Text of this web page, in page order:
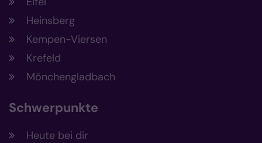
Heinsberg
Kempen-Viersen
Krefeld
Mönchengladbach
Schwerpunkte
Heute bei dir